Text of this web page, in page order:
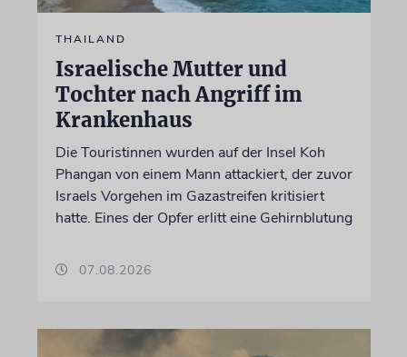
THAILAND
Israelische Mutter und
Tochter nach Angriff im
Krankenhaus
Die Touristinnen wurden auf der Insel Koh
Phangan von einem Mann attackiert, der zuvor
Israels Vorgehen im Gazastreifen kritisiert
hatte. Eines der Opfer erlitt eine Gehirnblutung
07.08.2026